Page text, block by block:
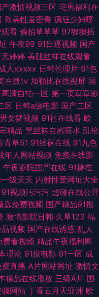
产激情视频三区 宅男福利在
欧美性爱密臀 疯狂少妇喷
看 偷拍草草草 97狠狠插
午夜99 91日逼视频 国产
婷婷 美腿丝袜在线观看
成人xxxxx 日韩伦理片 91色
在线tv 加勒比在线视屏 国
清自拍一区 第一页草草影
区 日韩a级电影 国产二区
女猛视频 91社在线看 欧
精品 黑丝袜自慰喷水 乱伦
青草51 91丝袜在线 91九色
年人网站视频 免费在线影
午夜影院国产在线 91操在
级天天 内射性爱网址大全
91视频污污污 超碰在线公开
选免费视频 国产精品91视
激情影院日韩 久草123 福
视频 国产在线诱惑 乱人
费看视频 精品午夜福利网
理论 91操电影 91一区 成
直播 A片网站网址 激情文
精品在线播放 三级A片 国
骚网站 丁香五月天亚洲 欧